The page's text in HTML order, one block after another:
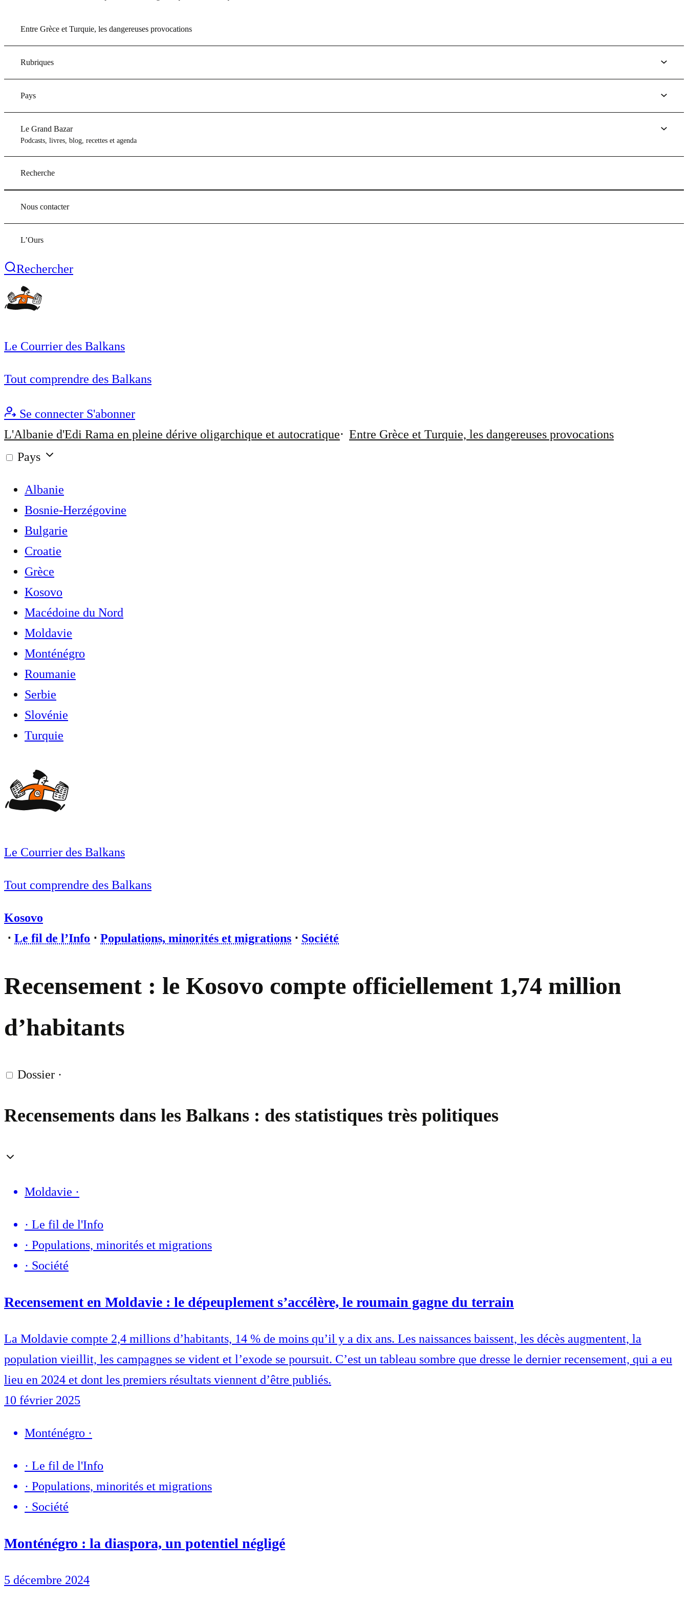
Entre Grèce et Turquie, les dangereuses provocations
Rubriques
Pays
Le Grand Bazar
Podcasts, livres, blog, recettes et agenda
Recherche
Nous contacter
L’Ours
Rechercher
Le Courrier des Balkans
Tout comprendre des Balkans
Se connecter S'abonner
L'Albanie d'Edi Rama en pleine dérive oligarchique et autocratique
Entre Grèce et Turquie, les dangereuses provocations
Pays
Albanie
Bosnie-Herzégovine
Bulgarie
Croatie
Grèce
Kosovo
Macédoine du Nord
Moldavie
Monténégro
Roumanie
Serbie
Slovénie
Turquie
Le Courrier des Balkans
Tout comprendre des Balkans
Kosovo
⋅ Le fil de l’Info ⋅ Populations, minorités et migrations ⋅ Société
Recensement : le Kosovo compte officiellement 1,74 million
d’habitants
Dossier ·
Recensements dans les Balkans : des statistiques très politiques
Moldavie ·
· Le fil de l'Info
· Populations, minorités et migrations
· Société
Recensement en Moldavie : le dépeuplement s’accélère, le roumain gagne du terrain
La Moldavie compte 2,4 millions d’habitants, 14 % de moins qu’il y a dix ans. Les naissances baissent, les décès augmentent, la
population vieillit, les campagnes se vident et l’exode se poursuit. C’est un tableau sombre que dresse le dernier recensement, qui a eu
lieu en 2024 et dont les premiers résultats viennent d’être publiés.
10 février 2025
Monténégro ·
· Le fil de l'Info
· Populations, minorités et migrations
· Société
Monténégro : la diaspora, un potentiel négligé
5 décembre 2024